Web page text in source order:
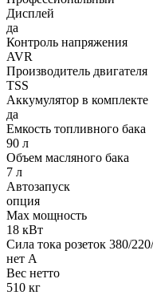
Дисплей
да
Контроль напряжения
AVR
Производитель двигателя
TSS
Аккумулятор в комплекте
да
Емкость топливного бака
90 л
Объем масляного бака
7 л
Автозапуск
опция
Max мощность
18 кВт
Сила тока розеток 380/
нет А
Вес нетто
510 кг